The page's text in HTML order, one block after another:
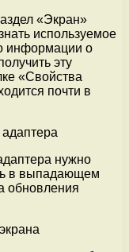
«Экран»
используемое
информации о
эту
«Свойства
почти в
нужно
в выпадающем
обновления